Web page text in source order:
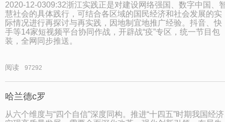
2020-12-0309:32浙江实践正是对建设网络强国、数字中国、
慧社会的具体践行，可结合各区域的国民经济和社会发展的实
际情况进行再探讨与再实践，因地制宜地推广经验。抖音、快
手等14家短视频平台协同作战，开辟战“疫”专区，统一节目包
装，全网同步推送。
阅读 97292
哈兰德c罗
从六个维度与“四个自信”深度同构。推进“十四五”时期我国经济